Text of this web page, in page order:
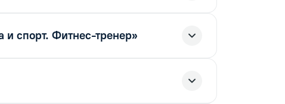
и спорт. Фитнес-тренер»